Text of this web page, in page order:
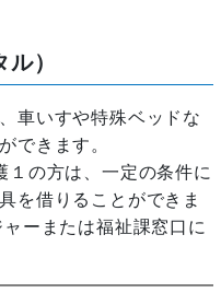
）
車いすや特殊ベッドな
できます。
の方は、一定の条件に
を借りることができま
ーまたは福祉課窓口に